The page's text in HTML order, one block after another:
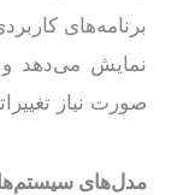
برنامه‌های
نمایش می‌دهد و
صورت نیاز
مدل‌های